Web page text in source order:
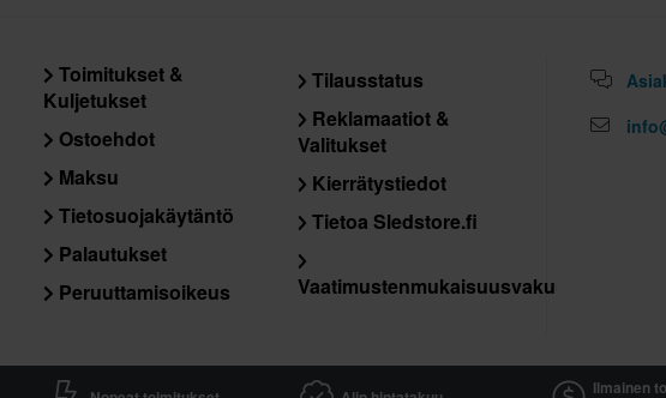
Toimitukset &
Kuljetukset
Ostoehdot
Maksu
Tietosuojakäytäntö
Palautukset
Peruuttamisoikeus
Tilausstatus
Reklamaatiot &
Valitukset
Kierrätystiedot
Tietoa Sledstore.fi
Vaatimustenmukaisuusvakuutus
Ilmainen